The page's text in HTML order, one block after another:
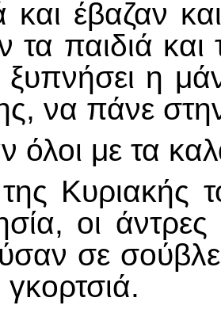
και έβαζαν
τα παιδιά
ξυπνήσει η
να πάνε
όλοι με τα
Κυριακής
οι άντρες
σε